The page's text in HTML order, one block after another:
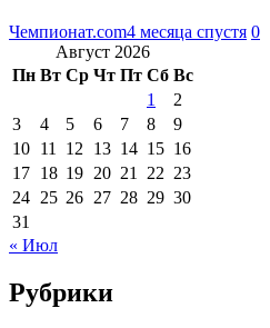
Чемпионат.com4 месяца спустя 0
Август 2026
Пн Вт Ср Чт Пт Сб Вс
1
2
3
4 5 6 7 8
9
10 11 12 13 14 15 16
17 18 19 20 21 22 23
24 25 26 27 28 29 30
31
« Июл
Рубрики